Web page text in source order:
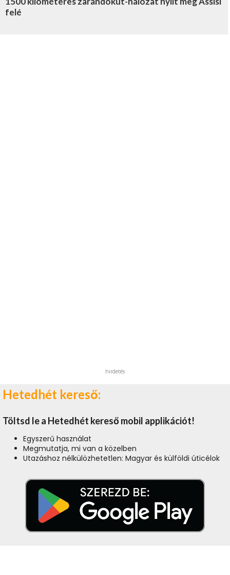
felé
hirdetés
Hetedhét kereső:
Töltsd le a Hetedhét kereső mobil applikációt!
Egyszerű használat
Megmutatja, mi van a közelben
Utazáshoz nélkülözhetetlen: Magyar és külföldi úticélok